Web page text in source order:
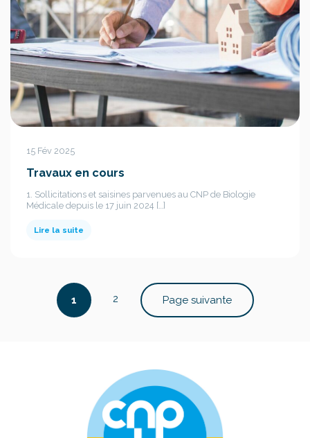
15 Fév 2025
Travaux en cours
1. Sollicitations et saisines parvenues au CNP de Biologie
Médicale depuis le 17 juin 2024 […]
Lire la suite
publications
1 2 Page suivante